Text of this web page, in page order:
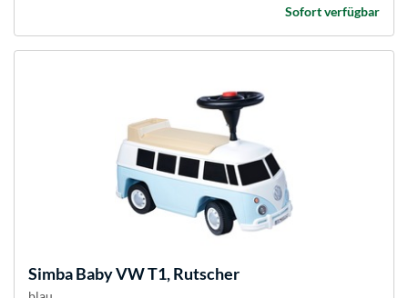
Sofort verfügbar
SimbaBaby VW T1, Rutscher